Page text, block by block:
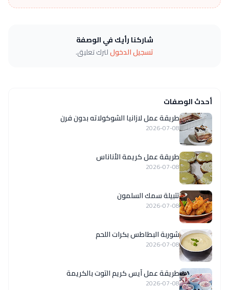
شاركنا رأيك في الوصفة
تسجيل الدخوللترك تعليق.
أحدث الوصفات
طريقة عمل لازانيا الشوكولاته بدون فرن
2026-07-08
طريقة عمل كريمة الأناناس
2026-07-08
تتبيلة سمك السلمون
2026-07-08
شوربة البطاطس بكرات اللحم
2026-07-08
طريقة عمل آيس كريم التوت بالكريمة
2026-07-08